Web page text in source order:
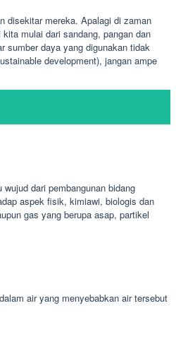
disekitar mereka. Apalagi di zaman
mulai dari sandang, pangan dan
sumber daya yang digunakan tidak
development), jangan ampe
dari pembangunan bidang
aspek fisik, kimiawi, biologis dan
gas yang berupa asap, partikel
air yang menyebabkan air tersebut